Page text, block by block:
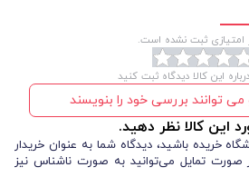
امتیازی ثبت نشده است.
این کالا دیدگاه ثبت کنید
می توانند بررسی خود را بنویسند
این کالا نظر دهید.
خریده باشید، دیدگاه شما به عنوان خریدار
تمایل می‌توانید به صورت ناشناس نیز